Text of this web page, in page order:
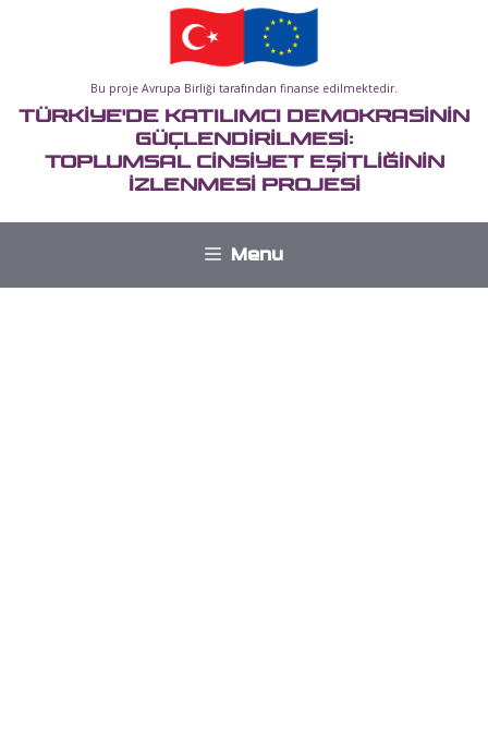
Bu proje Avrupa Birliği tarafından finanse edilmektedir.
TÜRKİYE'DE KATILIMCI DEMOKRASİNİN
GÜÇLENDİRİLMESİ:
TOPLUMSAL CİNSİYET EŞİTLİĞİNİN
İZLENMESİ PROJESİ
Menu